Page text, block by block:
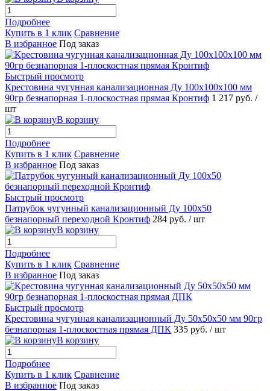
Подробнее
Купить в 1 клик Сравнение
В избранное Под заказ
Быстрый просмотр
Крестовина чугунная канализационная Ду 100х100х100 мм
90гр безнапорная 1-плоскостная прямая Кронтиф 1 217 руб. /
шт
В корзину
Подробнее
Купить в 1 клик Сравнение
В избранное Под заказ
Быстрый просмотр
Патрубок чугунный канализационный Ду 100х50
безнапорный переходной Кронтиф 284 руб. / шт
В корзину
Подробнее
Купить в 1 клик Сравнение
В избранное Под заказ
Быстрый просмотр
Крестовина чугунная канализационный Ду 50х50х50 мм 90гр
безнапорная 1-плоскостная прямая ДПК 335 руб. / шт
В корзину
Подробнее
Купить в 1 клик Сравнение
В избранное Под заказ